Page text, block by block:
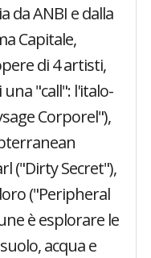
da ANBI e dalla
Capitale,
di 4 artisti,
"call": l'italo-
Corporel"),
("Dirty Secret"),
("Peripheral
è esplorare le
acqua e